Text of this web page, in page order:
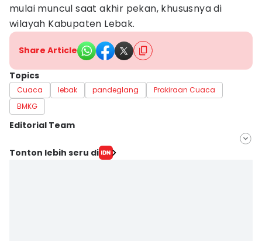
mulai muncul saat akhir pekan, khususnya di
wilayah Kabupaten Lebak.
Share Article
Topics
Cuaca lebak pandeglang
Prakiraan Cuaca
BMKG
Editorial Team
Editor
Tonton lebih seru di